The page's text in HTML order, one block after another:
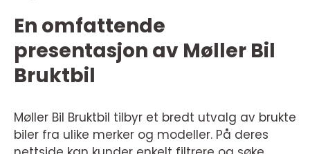
En omfattende
presentasjon av Møller Bil
Bruktbil
Møller Bil Bruktbil tilbyr et bredt utvalg av brukte
biler fra ulike merker og modeller. På deres